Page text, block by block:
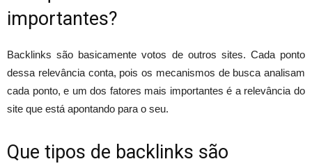
importantes?
Backlinks são basicamente votos de outros sites. Cada ponto
dessa relevância conta, pois os mecanismos de busca analisam
cada ponto, e um dos fatores mais importantes é a relevância do
site que está apontando para o seu.
Que tipos de backlinks são